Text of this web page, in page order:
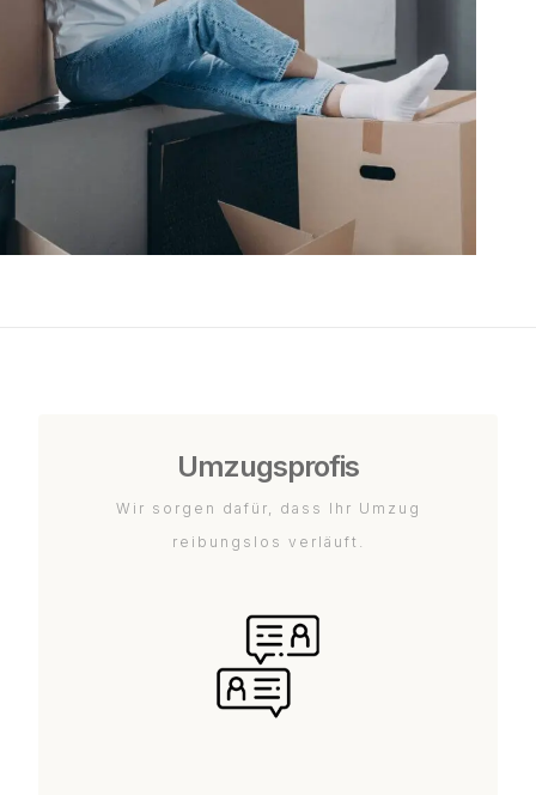
Umzugsprofis
Wir sorgen dafür, dass Ihr Umzug
reibungslos verläuft.